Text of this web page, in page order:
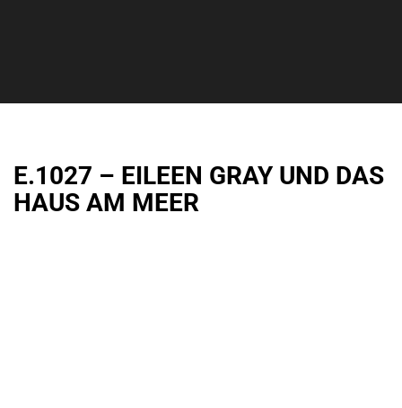
E.1027 – EILEEN GRAY UND DAS
HAUS AM MEER